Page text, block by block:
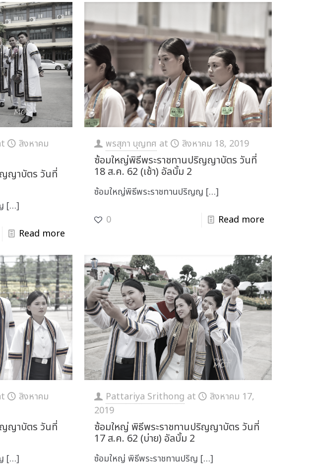
สิงหาคม
ญาบัตร วันที่
[…]
Read more
พรสุภา บุญทศ at สิงหาคม 18, 2019
ซ้อมใหญ่พิธีพระราชทานปริญญาบัตร วันที่
18 ส.ค. 62 (เช้า) อัลบั้ม 2
ซ้อมใหญ่พิธีพระราชทานปริญญ […]
0 Read more
สิงหาคม
ญาบัตร วันที่
[…]
Pattariya Srithong at
สิงหาคม 17,
2019
ซ้อมใหญ่ พิธีพระราชทานปริญญาบัตร วันที่
17 ส.ค. 62 (บ่าย) อัลบั้ม 2
ซ้อมใหญ่ พิธีพระราชทานปริญ […]